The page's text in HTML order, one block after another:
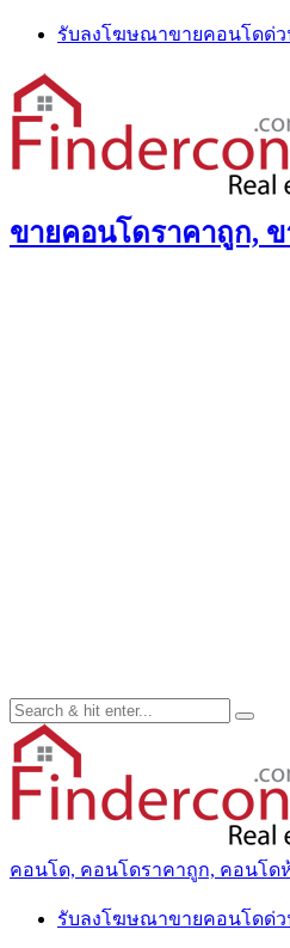
Skip
content
รับลงโฆษณาขายคอนโดด่ว
ขายคอนโดราคาถูก,
คอนโด, คอนโดราคาถูก, คอนโด
รับลงโฆษณาขายคอนโดด่ว